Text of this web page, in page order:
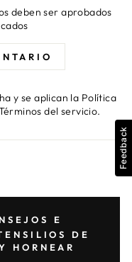
deben ser aprobados
y se aplican la Política
del servicio.
E
DE
HORNEAR
Feedback